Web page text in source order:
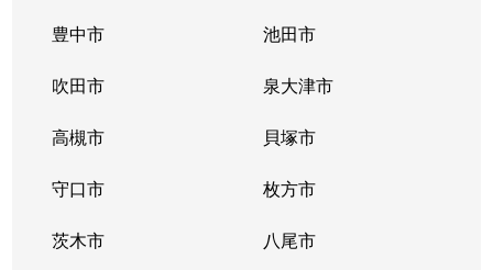
豊中市 池田市
吹田市 泉大津市
高槻市 貝塚市
守口市 枚方市
茨木市 八尾市